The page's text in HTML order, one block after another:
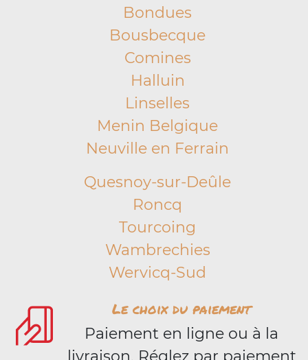
Bondues
Bousbecque
Comines
Halluin
Linselles
Menin Belgique
Neuville en Ferrain
Quesnoy-sur-Deûle
Roncq
Tourcoing
Wambrechies
Wervicq-Sud
Le choix du paiement
Paiement en ligne ou à la
livraison. Réglez par paiement